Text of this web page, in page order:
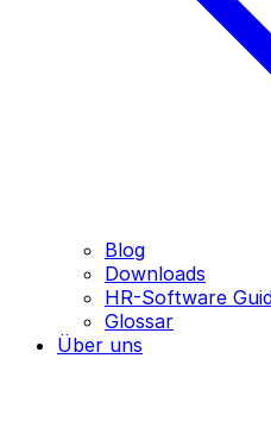
Blog
Downloads
HR-Software
Glossar
Über uns